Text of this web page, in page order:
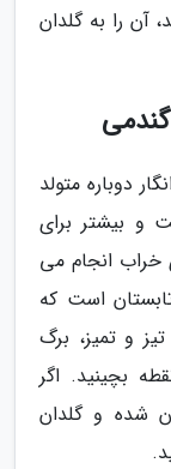
آن را به گلدان
دوباره متولد
بیشتر برای
انجام می
است که
و تمیز، برگ
بچینید. اگر
شده و گلدان